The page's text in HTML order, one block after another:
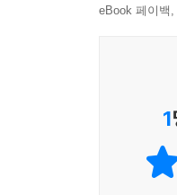
eBook 페이백
1